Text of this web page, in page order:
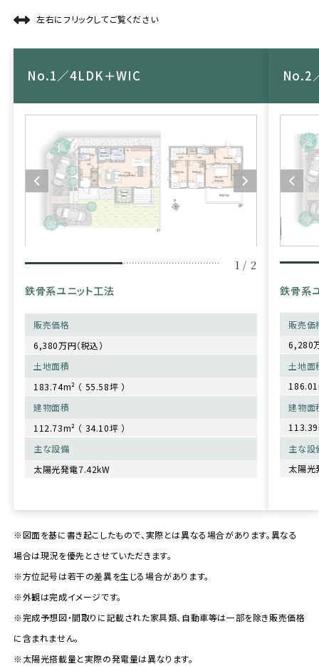
左右にフリックしてご覧ください
No.1／4LDK＋WIC
1 / 2
鉄骨系ユニット工法
販売価格
6,380万円（税込）
土地面積
183.74m² （ 55.58坪 ）
建物面積
112.73m² （ 34.10坪 ）
主な設備
太陽光発電7.42kW
No.2
鉄骨系
販売価
6,280
土地面
建物面
主な設
太陽光
※図面を基に書き起こしたもので、実際とは異なる場合があります。異なる
場合は現況を優先とさせていただきます。
※方位記号は若干の差異を生じる場合があります。
※外観は完成イメージです。
※完成予想図・間取りに記載された家具類、自動車等は一部を除き販売価格
に含まれません。
※太陽光搭載量と実際の発電量は異なります。